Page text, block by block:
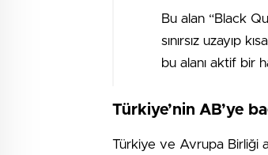
Bu alan “Black
sınırsız uzayıp
bu alanı aktif bir
Türkiye’nin AB’ye
Türkiye ve Avrupa Birliği